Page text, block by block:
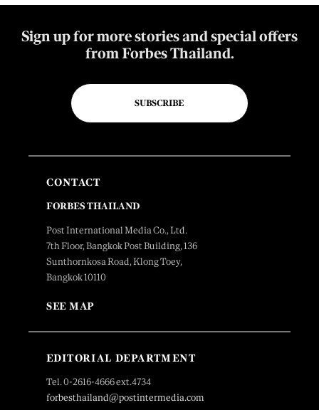
Sign up for more stories and special offers
from Forbes Thailand.
SUBSCRIBE
CONTACT
FORBES THAILAND
Post International Media Co., Ltd.
7th Floor, Bangkok Post Building, 136
Sunthornkosa Road, Klong Toey,
Bangkok 10110
SEE MAP
EDITORIAL DEPARTMENT
Tel. 0-2616-4666 ext.4734
forbesthailand@postintermedia.com